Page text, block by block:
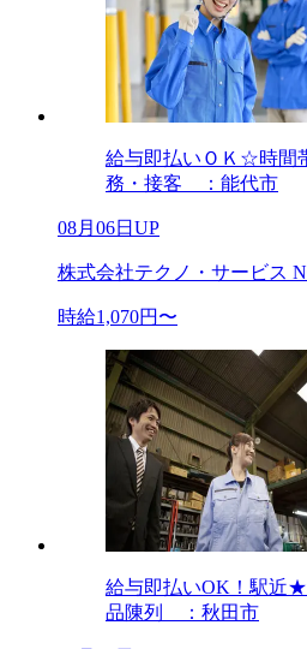
給与即払いＯＫ☆時間
務・接客 ：能代市
08月06日UP
株式会社テクノ・サービス
時給1,070円〜
給与即払いOK！駅近
品陳列 ：秋田市